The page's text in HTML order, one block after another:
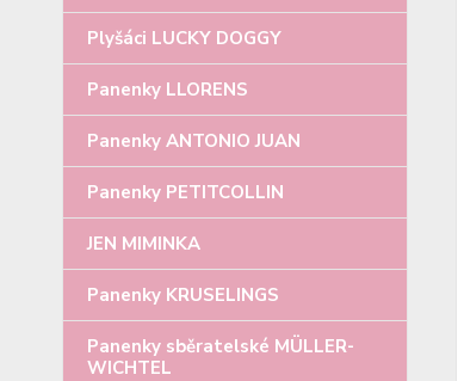
Plyšáci LUCKY DOGGY
Panenky LLORENS
Panenky ANTONIO JUAN
Panenky PETITCOLLIN
JEN MIMINKA
Panenky KRUSELINGS
Panenky sběratelské MÜLLER-
WICHTEL